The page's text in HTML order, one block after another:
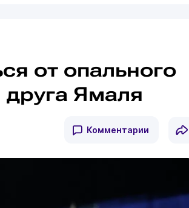
от опального
Ямаля
Комментарии